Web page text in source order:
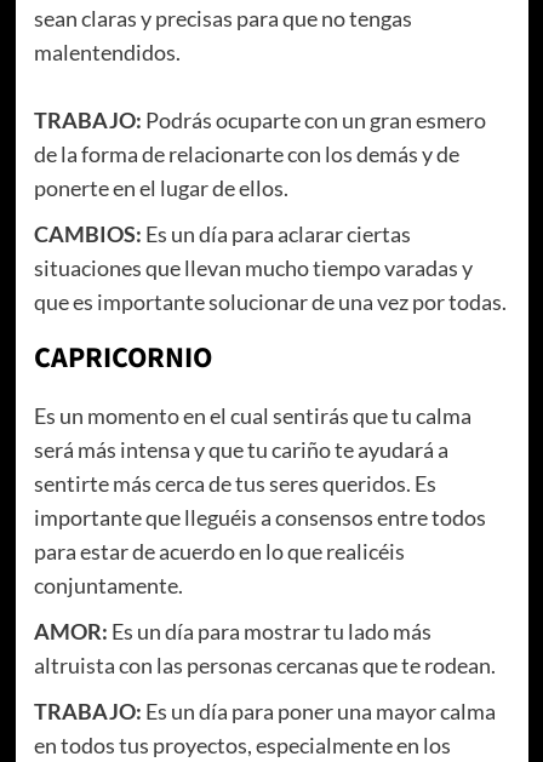
sean claras y precisas para que no tengas
malentendidos.
TRABAJO: Podrás ocuparte con un gran esmero
de la forma de relacionarte con los demás y de
ponerte en el lugar de ellos.
CAMBIOS: Es un día para aclarar ciertas
situaciones que llevan mucho tiempo varadas y
que es importante solucionar de una vez por todas.
CAPRICORNIO
Es un momento en el cual sentirás que tu calma
será más intensa y que tu cariño te ayudará a
sentirte más cerca de tus seres queridos. Es
importante que lleguéis a consensos entre todos
para estar de acuerdo en lo que realicéis
conjuntamente.
AMOR: Es un día para mostrar tu lado más
altruista con las personas cercanas que te rodean.
TRABAJO: Es un día para poner una mayor calma
en todos tus proyectos, especialmente en los